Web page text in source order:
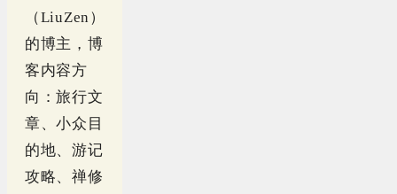
（LiuZen）
的博主，博
客内容方
向：旅行文
章、小众目
的地、游记
攻略、禅修